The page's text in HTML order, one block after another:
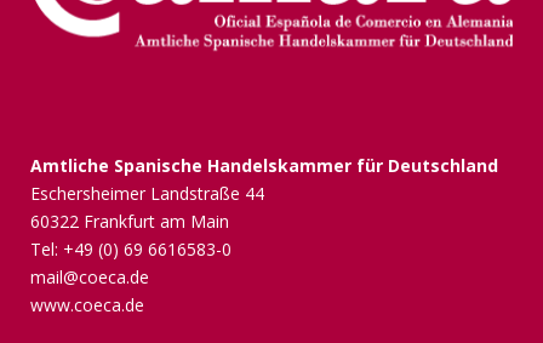
Amtliche Spanische Handelskammer für Deutschland
Eschersheimer Landstraße 44
60322 Frankfurt am Main
Tel: +49 (0) 69 6616583-0
mail@coeca.de
www.coeca.de